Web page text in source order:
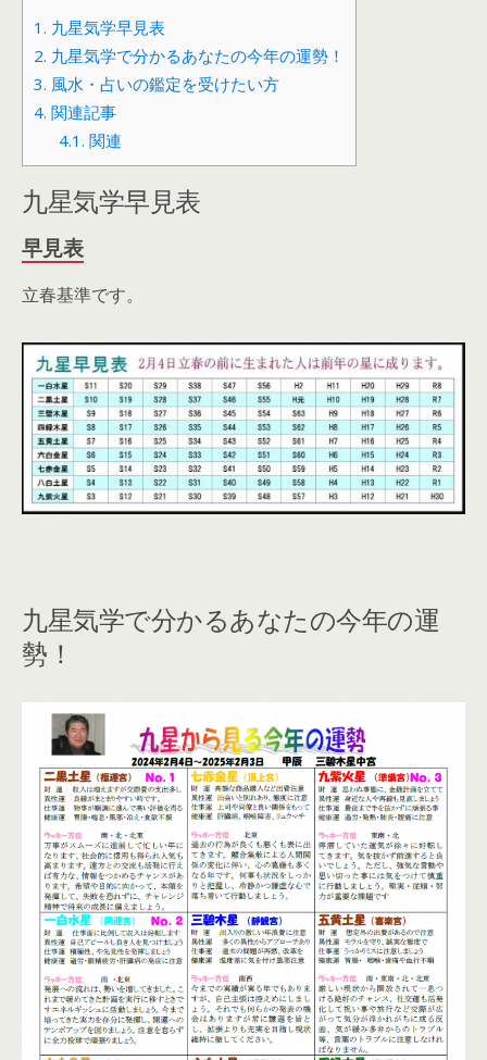
1. 九星気学早見表
2. 九星気学で分かるあなたの今年の運勢！
3. 風水・占いの鑑定を受けたい方
4. 関連記事
4.1. 関連
九星気学早見表
早見表
立春基準です。
九星気学で分かるあなたの今年の運
勢！